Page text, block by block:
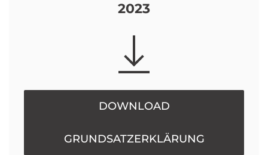
2023
DOWNLOAD
GRUNDSATZERKLÄRUNG